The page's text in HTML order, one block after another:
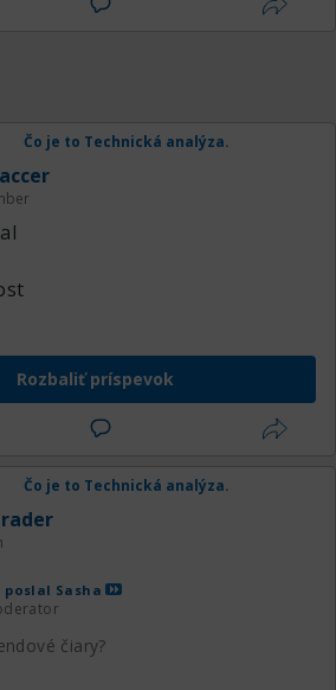
Čo je to Technická analýza.
Rozbaliť príspevok
Čo je to Technická analýza.
poslal Sasha
čiary?